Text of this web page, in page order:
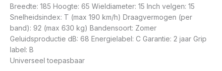
Breedte: 185 Hoogte: 65 Wieldiameter: 15 Inch velgen: 15
Snelheidsindex: T (max 190 km/h) Draagvermogen (per
band): 92 (max 630 kg) Bandensoort: Zomer
Geluidsproductie dB: 68 Energielabel: C Garantie: 2 jaar Grip
label: B
Universeel toepasbaar